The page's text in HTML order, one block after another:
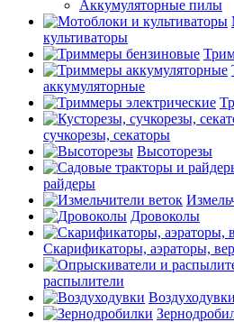
Аккумуляторные пилы
культиваторы
аккумуляторные
сучкорезы, секаторы
Высоторезы
райдеры
Дровоколы
Скарификаторы, аэраторы,
распылители
Воздуходувки